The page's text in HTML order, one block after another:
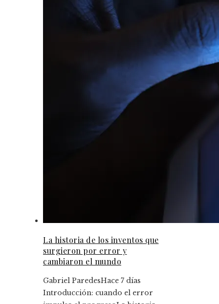
La historia de los inventos que
surgieron por error y
cambiaron el mundo
Gabriel ParedesHace 7 días
Introducción: cuando el error